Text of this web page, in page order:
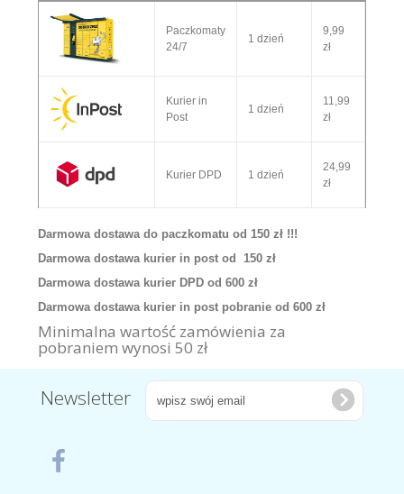
Paczkomaty
24/7
1 dzień
9,99
zł
Kurier in
Post
1 dzień
11,99
zł
Kurier DPD 1 dzień
24,99
zł
Darmowa dostawa do paczkomatu od 150 zł !!!
Darmowa dostawa kurier in post od 150 zł
Darmowa dostawa kurier DPD od 600 zł
Darmowa dostawa kurier in post pobranie od 600 zł
Minimalna wartość zamówienia za
pobraniem wynosi 50 zł
Newsletter